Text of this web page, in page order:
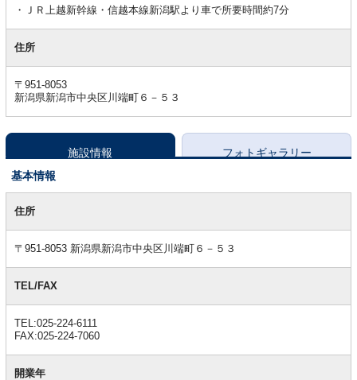
ＪＲ上越新幹線・信越本線新潟駅より車で所要時間約7分
住所
〒951-8053
新潟県新潟市中央区川端町６－５３
施設情報
フォトギャラリー
基本情報
本住所
〒951-8053 新潟県新潟市中央区川端町６－５３
TEL/FAX
TEL:025-224-6111
FAX:025-224-7060
開業年